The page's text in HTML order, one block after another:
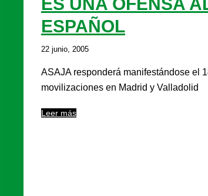
ESPAÑOL
22 junio, 2005
ASAJA responderá manifestándose el
movilizaciones en Madrid y Valladolid
Leer más